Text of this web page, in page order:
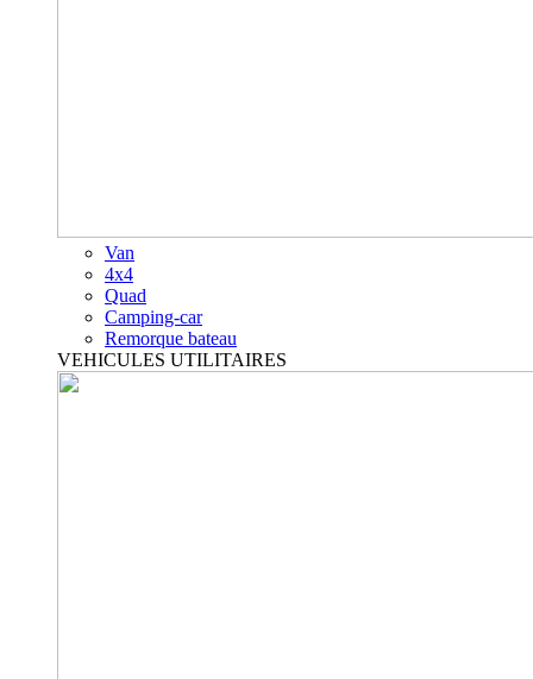
Van
4x4
Quad
Camping-car
Remorque bateau
VEHICULES UTILITAIRES